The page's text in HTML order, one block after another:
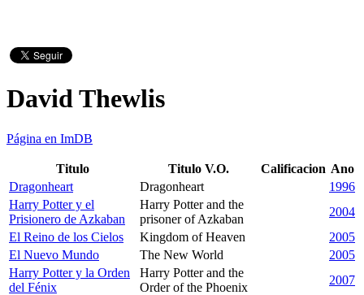
David Thewlis
Página en ImDB
Titulo Titulo V.O. Calificacion Ano
Dragonheart
Dragonheart
1996
Harry Potter y el
Prisionero de Azkaban
Harry Potter and the
prisoner of Azkaban
2004
El Reino de los Cielos
Kingdom of Heaven
2005
El Nuevo Mundo
The New World
2005
Harry Potter y la Orden
del Fénix
Harry Potter and the
Order of the Phoenix
2007